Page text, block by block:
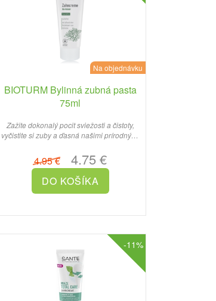
Na objednávku
BIOTURM Bylinná zubná pasta
75ml
Zažite dokonalý pocit sviežosti a čistoty,
vyčistite si zuby a ďasná našimi prírodnými
4.95 €4.75 €
-11%